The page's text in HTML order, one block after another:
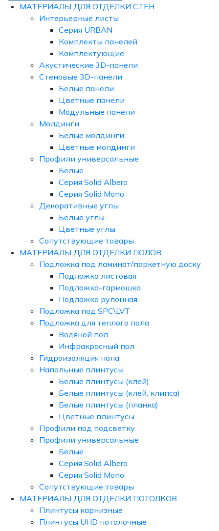
МАТЕРИАЛЫ ДЛЯ ОТДЕЛКИ СТЕН
Интерьерные листы
Серия URBAN
Комплекты панелей
Комплектующие
Акустические 3D-панели
Стеновые 3D-панели
Белые панели
Цветные панели
Модульные панели
Молдинги
Белые молдинги
Цветные молдинги
Профили универсальные
Белые
Серия Solid Albero
Серия Solid Mono
Декоративные углы
Белые углы
Цветные углы
Сопутствующие товары
МАТЕРИАЛЫ ДЛЯ ОТДЕЛКИ ПОЛОВ
Подложка под ламинат/паркетную доску
Подложка листовая
Подложка-гармошка
Подложка рулонная
Подложка под SPC\LVT
Подложка для теплого пола
Водяной пол
Инфракрасный пол
Гидроизоляция пола
Напольные плинтусы
Белые плинтусы (клей)
Белые плинтусы (клей, клипса)
Белые плинтусы (планка)
Цветные плинтусы
Профили под подсветку
Профили универсальные
Белые
Серия Solid Albero
Серия Solid Mono
Сопутствующие товары
МАТЕРИАЛЫ ДЛЯ ОТДЕЛКИ ПОТОЛКОВ
Плинтусы карнизные
Плинтусы UHD потолочные